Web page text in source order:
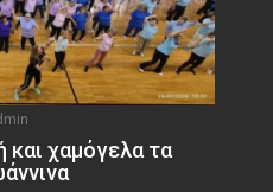
χαμόγελα τα